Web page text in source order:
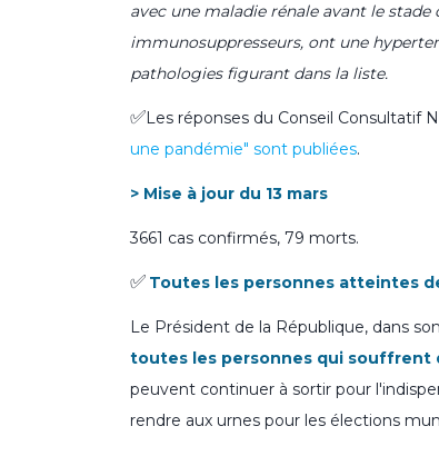
avec une maladie rénale avant le
immunosuppresseurs, ont une
pathologies figurant dans la liste.
✅Les réponses du Conseil Consultatif
une pandémie" sont publiées.
> Mise à jour du 13 mars
3661 cas confirmés, 79 morts.
✅ Toutes les personnes atteintes
Le Président de la République, dans
toutes les personnes qui souffrent
peuvent continuer à sortir pour
rendre aux urnes pour les élections